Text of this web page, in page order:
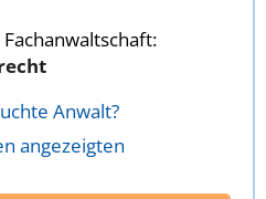
Anwalt?
angezeigten